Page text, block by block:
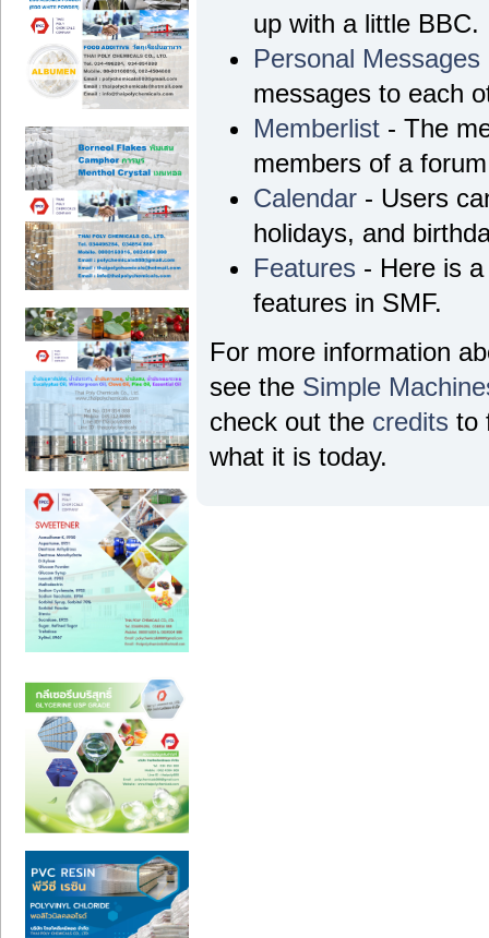
up with a little BBC.
Personal Messages
messages to each
Memberlist - The
members of a
Calendar - Users
holidays, and
Features - Here is
features in SMF.
For more information
see the Simple
check out the credits to
what it is today.